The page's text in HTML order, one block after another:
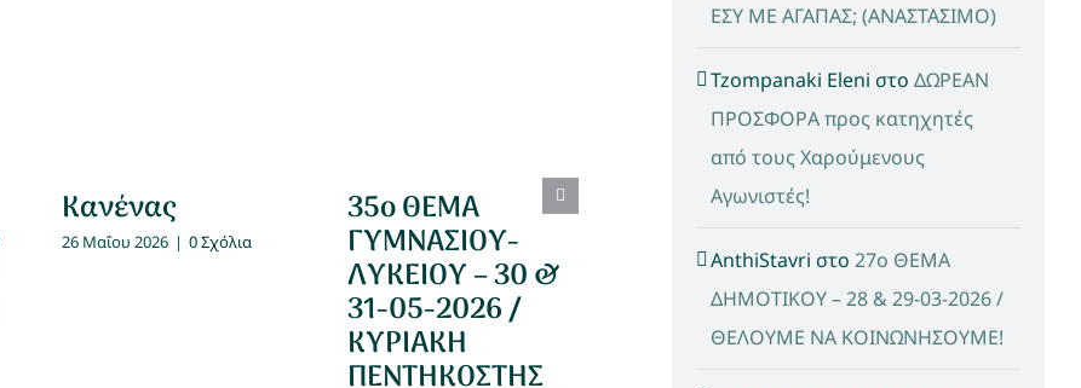
Κανένας
26 Μαΐου 2026 | 0 Σχόλια
35ο ΘΕΜΑ
ΓΥΜΝΑΣΙΟΥ-
ΛΥΚΕΙΟΥ – 30 &
31-05-2026 /
ΚΥΡΙΑΚΗ
ΠΕΝΤΗΚΟΣΤΗΣ
ΕΣΥ ΜΕ ΑΓΑΠΑΣ; (ΑΝΑΣΤΑΣΙΜΟ)
Tzompanaki Eleni στο ΔΩΡΕΑΝ
ΠΡΟΣΦΟΡΑ προς κατηχητές
από τους Χαρούμενους
Αγωνιστές!
AnthiStavri στο 27ο ΘΕΜΑ
ΔΗΜΟΤΙΚΟΥ – 28 & 29-03-2026 /
ΘΕΛΟΥΜΕ ΝΑ ΚΟΙΝΩΝΗΣΟΥΜΕ!